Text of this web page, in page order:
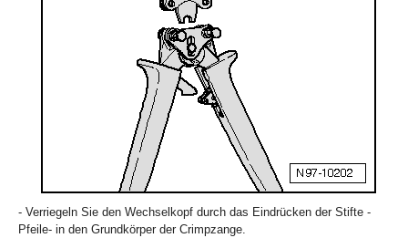
- Verriegeln Sie den Wechselkopf durch das Eindrücken der Stifte -
Pfeile- in den Grundkörper der Crimpzange.